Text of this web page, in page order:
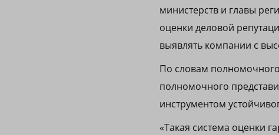
министерств и главы
оценки деловой
выявлять компании с
По словам
полномочного
инструментом
«Такая система оценки